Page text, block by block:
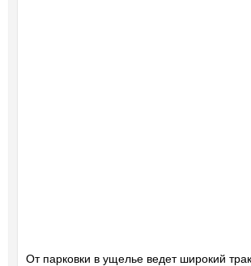
От парковки в ущелье ведет широкий